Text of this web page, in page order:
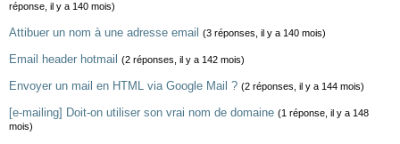
réponse, il y a 140 mois)
Attibuer un nom à une adresse email (3 réponses, il y a 140 mois)
Email header hotmail (2 réponses, il y a 142 mois)
Envoyer un mail en HTML via Google Mail ? (2 réponses, il y a 144 mois)
[e-mailing] Doit-on utiliser son vrai nom de domaine (1 réponse, il y a 148
mois)